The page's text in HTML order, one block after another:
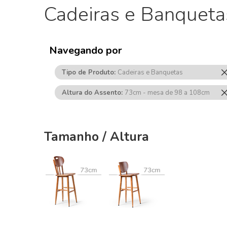
Cadeiras e
Navegando por
Tipo de Produto Cadeiras e Banquetas
Altura do Assento 73cm - mesa de 98 a 108cm
Tamanho / Altura